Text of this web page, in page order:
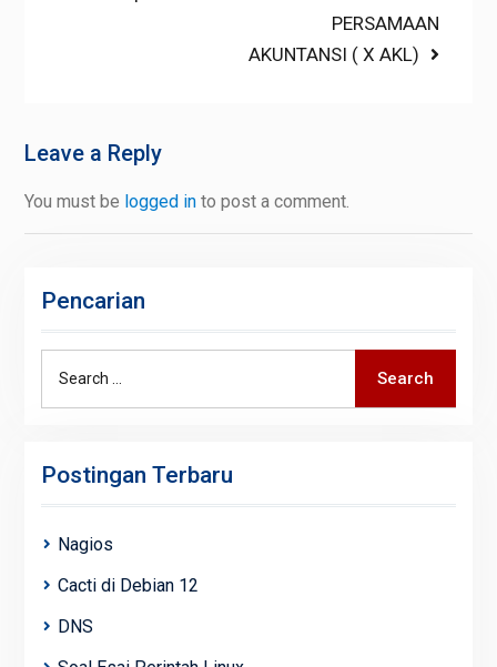
Next
post:
PERSAMAAN
AKUNTANSI ( X AKL)
Leave a Reply
You must be logged into post a comment.
Pencarian
Search
Postingan Terbaru
Nagios
Cacti di Debian 12
DNS